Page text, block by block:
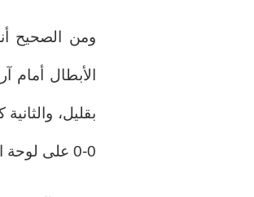
ومن الصحيح
الأبطال
بقليل،
0-0 على لوحة النتيجة.